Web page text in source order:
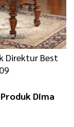
Direktur Best
Dima